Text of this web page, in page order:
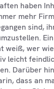
haben
mehr
sind,
weiß, wer
leicht
Darüber
dass an